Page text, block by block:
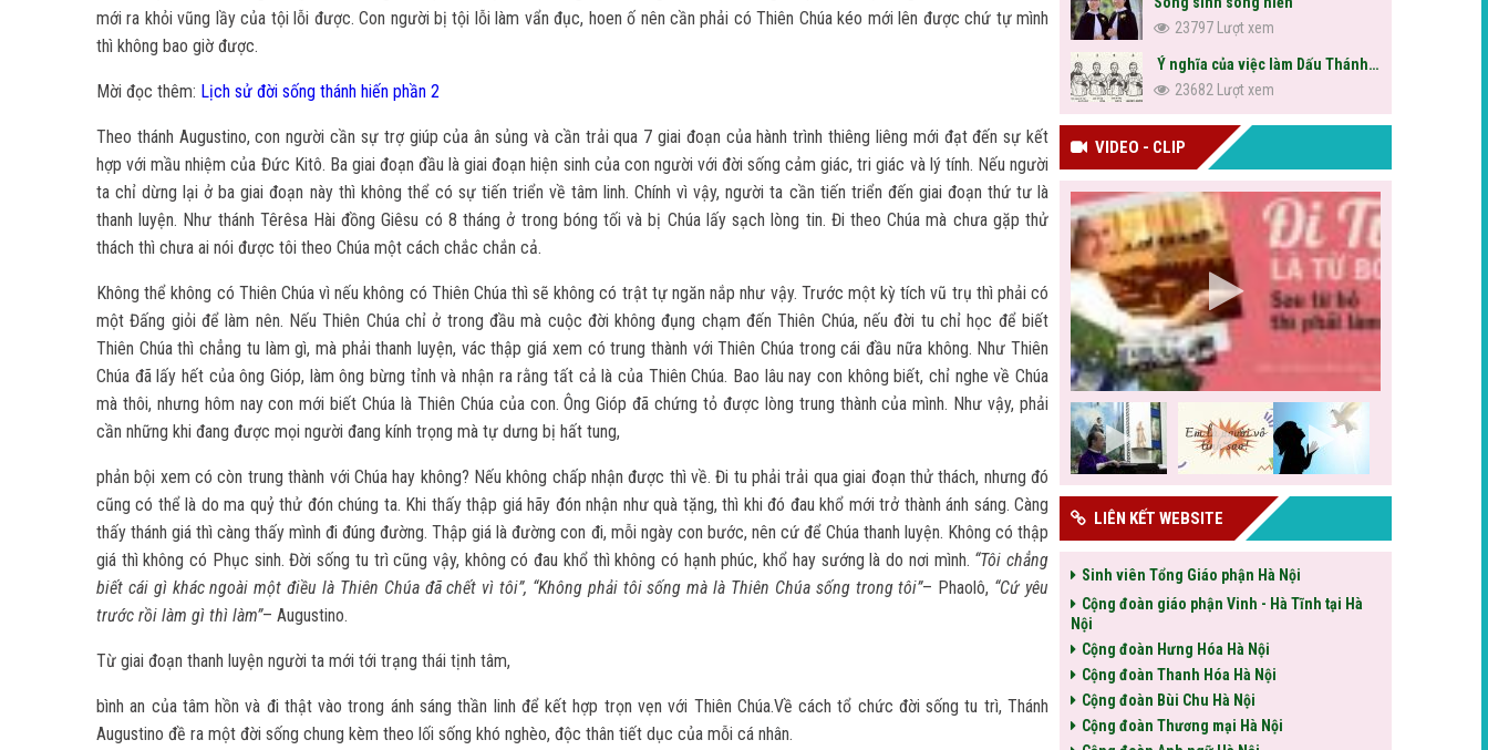
mới ra khỏi vũng lầy của tội lỗi được. Con người bị tội lỗi làm vẩn đục, hoen ố nên cần phải có Thiên Chúa kéo mới lên được chứ tự mình
thì không bao giờ được.
Mời đọc thêm: Lịch sử đời sống thánh hiến phần 2
Theo thánh Augustino, con người cần sự trợ giúp của ân sủng và cần trải qua 7 giai đoạn của hành trình thiêng liêng mới đạt đến sự kết
hợp với mầu nhiệm của Đức Kitô. Ba giai đoạn đầu là giai đoạn hiện sinh của con người với đời sống cảm giác, tri giác và lý tính. Nếu người
ta chỉ dừng lại ở ba giai đoạn này thì không thể có sự tiến triển về tâm linh. Chính vì vậy, người ta cần tiến triển đến giai đoạn thứ tư là
thanh luyện. Như thánh Têrêsa Hài đồng Giêsu có 8 tháng ở trong bóng tối và bị Chúa lấy sạch lòng tin. Đi theo Chúa mà chưa gặp thử
thách thì chưa ai nói được tôi theo Chúa một cách chắc chắn cả.
Không thể không có Thiên Chúa vì nếu không có Thiên Chúa thì sẽ không có trật tự ngăn nắp như vậy. Trước một kỳ tích vũ trụ thì phải có
một Đấng giỏi để làm nên. Nếu Thiên Chúa chỉ ở trong đầu mà cuộc đời không đụng chạm đến Thiên Chúa, nếu đời tu chỉ học để biết
Thiên Chúa thì chẳng tu làm gì, mà phải thanh luyện, vác thập giá xem có trung thành với Thiên Chúa trong cái đầu nữa không. Như Thiên
Chúa đã lấy hết của ông Gióp, làm ông bừng tỉnh và nhận ra rằng tất cả là của Thiên Chúa. Bao lâu nay con không biết, chỉ nghe về Chúa
mà thôi, nhưng hôm nay con mới biết Chúa là Thiên Chúa của con. Ông Gióp đã chứng tỏ được lòng trung thành của mình. Như vậy, phải
cần những khi đang được mọi người đang kính trọng mà tự dưng bị hất tung,
phản bội xem có còn trung thành với Chúa hay không? Nếu không chấp nhận được thì về. Đi tu phải trải qua giai đoạn thử thách, nhưng đó
cũng có thể là do ma quỷ thử đón chúng ta. Khi thấy thập giá hãy đón nhận như quà tặng, thì khi đó đau khổ mới trở thành ánh sáng. Càng
thấy thánh giá thì càng thấy mình đi đúng đường. Thập giá là đường con đi, mỗi ngày con bước, nên cứ để Chúa thanh luyện. Không có thập
giá thì không có Phục sinh. Đời sống tu trì cũng vậy, không có đau khổ thì không có hạnh phúc, khổ hay sướng là do nơi mình. “Tôi chẳng
biết cái gì khác ngoài một điều là Thiên Chúa đã chết vì tôi”, “Không phải tôi sống mà là Thiên Chúa sống trong tôi”– Phaolô, “Cứ yêu
trước rồi làm gì thì làm”– Augustino.
Từ giai đoạn thanh luyện người ta mới tới trạng thái tịnh tâm,
bình an của tâm hồn và đi thật vào trong ánh sáng thần linh để kết hợp trọn vẹn với Thiên Chúa.Về cách tổ chức đời sống tu trì, Thánh
Augustino đề ra một đời sống chung kèm theo lối sống khó nghèo, độc thân tiết dục của mỗi cá nhân.
23797 Lượt xem
Ý nghĩa của việc làm Dấu Thánh Giá
23682 Lượt xem
VIDEO - CLIP
LIÊN KẾT WEBSITE
Sinh viên Tổng Giáo phận Hà Nội
Cộng đoàn giáo phận Vinh - Hà Tĩnh tại Hà
Nội
Cộng đoàn Hưng Hóa Hà Nội
Cộng đoàn Thanh Hóa Hà Nội
Cộng đoàn Bùi Chu Hà Nội
Cộng đoàn Thương mại Hà Nội